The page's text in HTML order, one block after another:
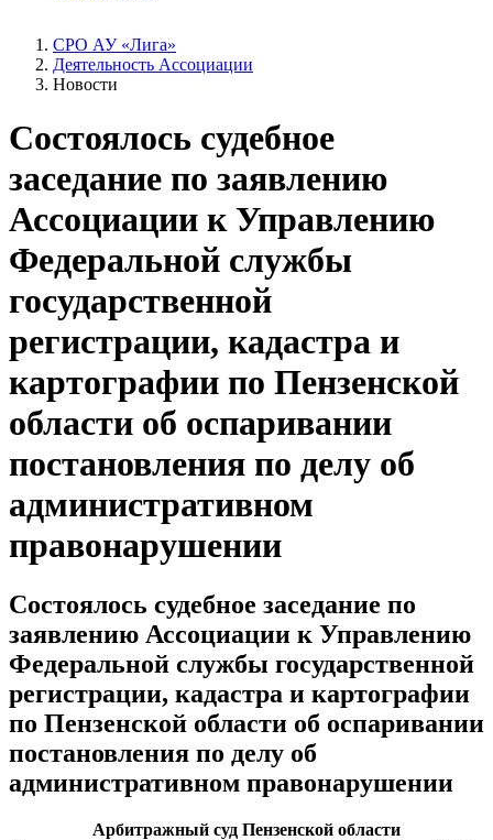
СРО АУ «Лига»
Деятельность Ассоциации
Новости
Состоялось судебное
заседание по заявлению
Ассоциации к Управлению
Федеральной службы
государственной
регистрации, кадастра и
картографии по Пензенской
области об оспаривании
постановления по делу об
административном
правонарушении
Состоялось судебное заседание по
заявлению Ассоциации к Управлению
Федеральной службы государственной
регистрации, кадастра и картографии
по Пензенской области об оспаривании
постановления по делу об
административном правонарушении
Арбитражный суд Пензенской области